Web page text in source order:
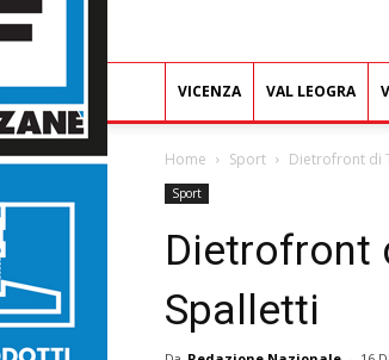
VICENZA VAL LEOGRA
Home Sport Dietrofront di
Sport
Dietrofront
Spalletti